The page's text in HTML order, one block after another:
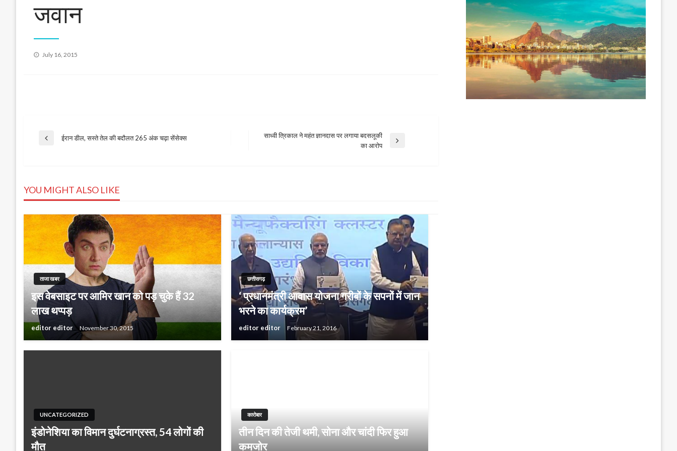
जवान
Posted
July 16, 2015
Post
Previous
ईरान डील, सस्ते तेल की बदौलत 265 अंक चढ़ा सेंसेक्स
साध्वी त्रिकाल ने महंत ज्ञानदास पर लगाया बदसलूकी
का आरोप
YOU MIGHT ALSO LIKE
ताजा खबर
इस वेबसाइट पर आमिर खान को पड़ चुके हैं 32
लाख थप्पड़
editor editor November 30, 2015
छत्तीसगढ़
‘ प्रधानमंत्री आवास योजना गरीबों के सपनों में जान
भरने का कार्यक्रम’
editor editor February 21, 2016
UNCATEGORIZED
इंडोनेशिया का विमान दुर्घटनाग्रस्त, 54 लोगों की
मौत
कारोबार
तीन दिन की तेजी थमी, सोना और चांदी फिर हुआ
कमजोर